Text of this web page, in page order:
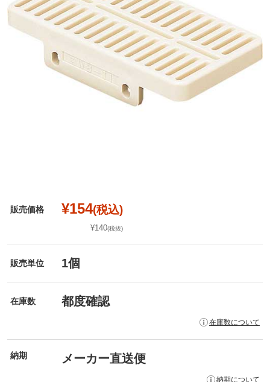
販売価格 ¥154(税込)
¥140(税抜)
販売単位 1個
在庫数 都度確認
在庫数について
納期 メーカー直送便
納期について